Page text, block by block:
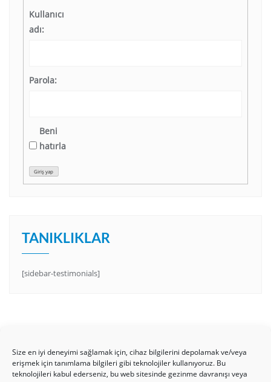
Size en iyi deneyimi sağlamak için, cihaz bilgilerini depolamak ve/veya
erişmek için tanımlama bilgileri gibi teknolojiler kullanıyoruz. Bu
teknolojileri kabul ederseniz, bu web sitesinde gezinme davranışı veya
Kullanıcı
adı:
Parola:
Beni
hatırla
Giriş yap
TANIKLIKLAR
[sidebar-testimonials]